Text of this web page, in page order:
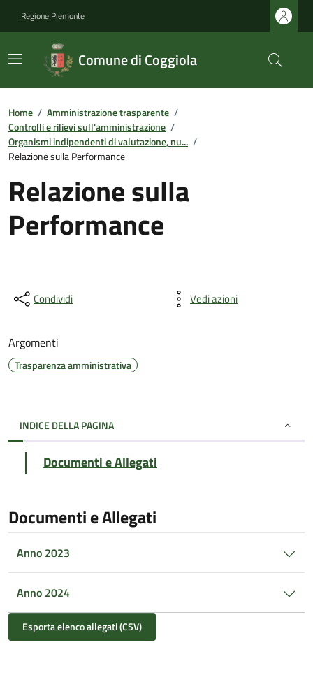
Regione Piemonte
Comune di Coggiola
Home / Amministrazione trasparente /
Controlli e rilievi sull'amministrazione /
Organismi indipendenti di valutazione, nu... /
Relazione sulla Performance
Relazione sulla
Performance
Condividi Vedi azioni
Argomenti
Trasparenza amministrativa
INDICE DELLA PAGINA
Documenti e Allegati
Documenti e Allegati
Anno 2023
Anno 2024
Esporta elenco allegati (CSV)